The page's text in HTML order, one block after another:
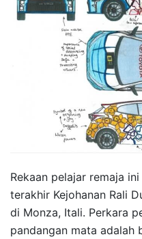
Rekaan pelajar remaja
terakhir Kejohanan Rali
di Monza, Itali. Perkara
pandangan mata adalah